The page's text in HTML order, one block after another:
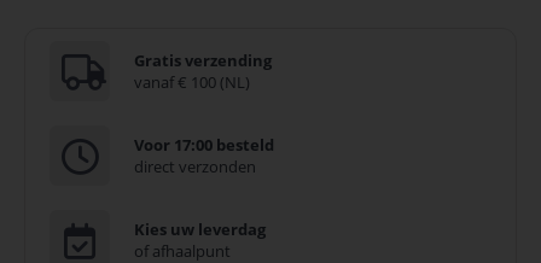
Gratis verzending
vanaf € 100 (NL)
Voor 17:00 besteld
direct verzonden
Kies uw leverdag
of afhaalpunt